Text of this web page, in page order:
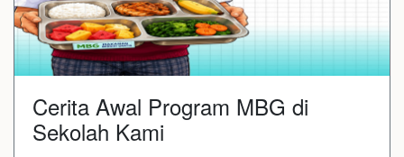
Cerita Awal Program MBG di
Sekolah Kami